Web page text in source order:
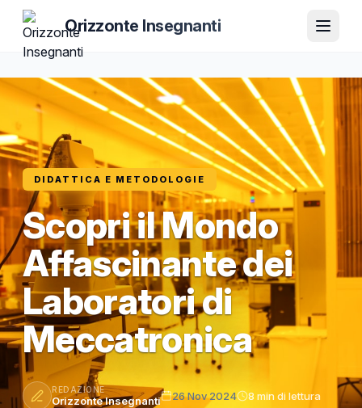
Orizzonte Insegnanti
DIDATTICA E METODOLOGIE
Scopri il Mondo
Affascinante dei
Laboratori di
Meccatronica
REDAZIONE
Orizzonte Insegnanti 26 Nov 2024 8 min di lettura